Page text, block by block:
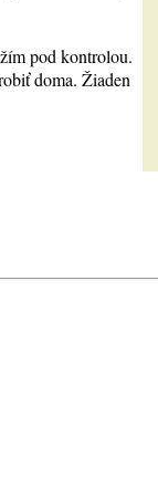
pod kontrolou.
doma. Žiaden